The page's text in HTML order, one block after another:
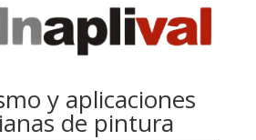
y aplicaciones
de pintura